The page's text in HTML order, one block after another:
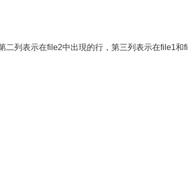
列表示在file2中出現的行，第三列表示在file1和fil